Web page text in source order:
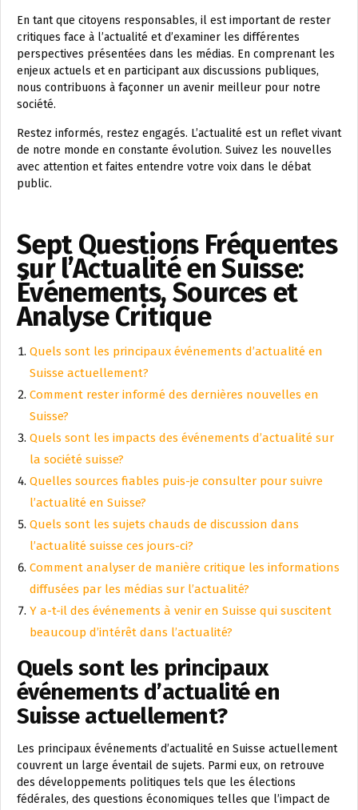
En tant que citoyens responsables, il est important de rester
critiques face à l’actualité et d’examiner les différentes
perspectives présentées dans les médias. En comprenant les
enjeux actuels et en participant aux discussions publiques,
nous contribuons à façonner un avenir meilleur pour notre
société.
Restez informés, restez engagés. L’actualité est un reflet vivant
de notre monde en constante évolution. Suivez les nouvelles
avec attention et faites entendre votre voix dans le débat
public.
Sept Questions Fréquentes
sur l’Actualité en Suisse:
Événements, Sources et
Analyse Critique
Quels sont les principaux événements d’actualité en
Suisse actuellement?
Comment rester informé des dernières nouvelles en
Suisse?
Quels sont les impacts des événements d’actualité sur
la société suisse?
Quelles sources fiables puis-je consulter pour suivre
l’actualité en Suisse?
Quels sont les sujets chauds de discussion dans
l’actualité suisse ces jours-ci?
Comment analyser de manière critique les informations
diffusées par les médias sur l’actualité?
Y a-t-il des événements à venir en Suisse qui suscitent
beaucoup d’intérêt dans l’actualité?
Quels sont les principaux
événements d’actualité en
Suisse actuellement?
Les principaux événements d’actualité en Suisse actuellement
couvrent un large éventail de sujets. Parmi eux, on retrouve
des développements politiques tels que les élections
fédérales, des questions économiques telles que l’impact de